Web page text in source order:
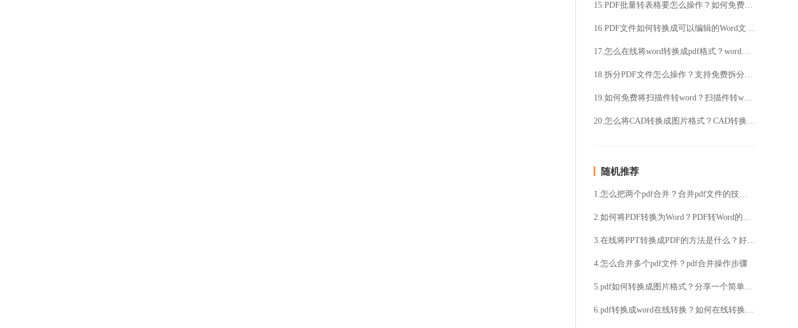
15.PDF批量转表格要怎么操作？如何免费将PDF转成Excel表格？
16.PDF文件如何转换成可以编辑的Word文件？PDF转换Word要如何操作？
17.怎么在线将word转换成pdf格式？word转pdf格式要怎么操作？
18.拆分PDF文件怎么操作？支持免费拆分PDF文档吗？
19.如何免费将扫描件转word？扫描件转word要怎么操作？
20.怎么将CAD转换成图片格式？CAD转换成图片要怎么操作？
随机推荐
1.怎么把两个pdf合并？合并pdf文件的技巧介绍
2.如何将PDF转换为Word？PDF转Word的方法是什么？
3.在线将PPT转换成PDF的方法是什么？好用的方法推荐来了
4.怎么合并多个pdf文件？pdf合并操作步骤
5.pdf如何转换成图片格式？分享一个简单便捷的方法
6.pdf转换成word在线转换？如何在线转换pdf为word？